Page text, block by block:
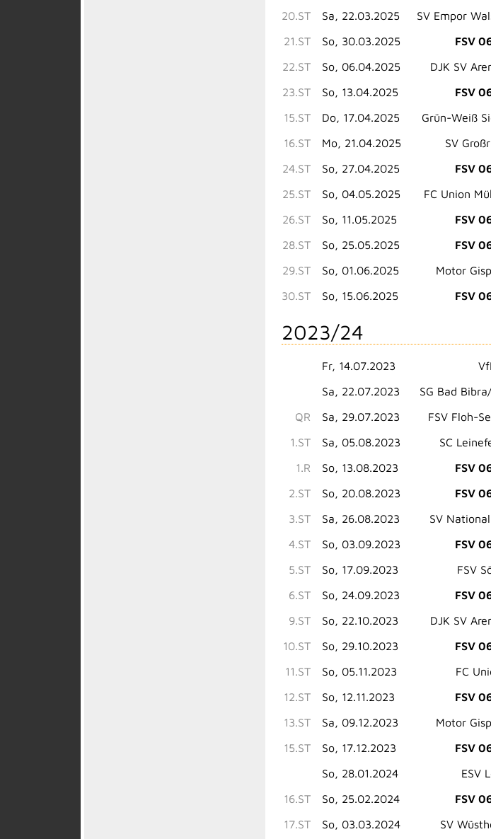
20.ST
Sa, 22.03.2025 SV Empor
21.ST
So, 30.03.2025 FSV
22.ST
So, 06.04.2025 DJK SV
23.ST
So, 13.04.2025 FSV
15.ST
Do, 17.04.2025 Grün-Weiß
16.ST
Mo, 21.04.2025 SV
24.ST
So, 27.04.2025 FSV
25.ST
So, 04.05.2025 FC Union
26.ST
So, 11.05.2025 FSV
28.ST
So, 25.05.2025 FSV
29.ST
So, 01.06.2025 Motor
30.ST
So, 15.06.2025 FSV
2023/24
Fr, 14.07.2023
Sa, 22.07.2023
SG Bad
QR
Sa, 29.07.2023 FSV Floh-
1.ST Sa, 05.08.2023 SC
1.R So, 13.08.2023 FSV
2.ST So, 20.08.2023 FSV
3.ST Sa, 26.08.2023 SV
4.ST So, 03.09.2023 FSV
5.ST
So, 17.09.2023 FSV
6.ST So, 24.09.2023 FSV
9.ST
So, 22.10.2023 DJK SV
10.ST So, 29.10.2023 FSV
11.ST
So, 05.11.2023 FC
12.ST So, 12.11.2023 FSV
13.ST Sa, 09.12.2023 Motor
15.ST So, 17.12.2023 FSV
So, 28.01.2024 ESV
16.ST
So, 25.02.2024 FSV
17.ST
So, 03.03.2024 SV